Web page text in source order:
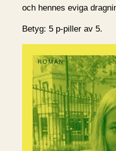
och hennes eviga
Betyg: 5 p-piller av 5.